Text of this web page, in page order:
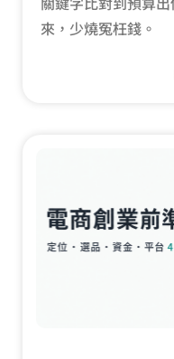
來，少燒冤枉錢。